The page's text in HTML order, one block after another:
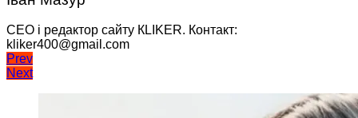
CEO і редактор сайту КLIKER. Контакт:
kliker400@gmail.com
Навігація
записів
Prev
Next